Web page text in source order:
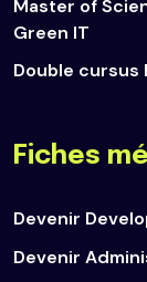
Master of
Green IT
Double cursus
Fiches
Devenir
Devenir